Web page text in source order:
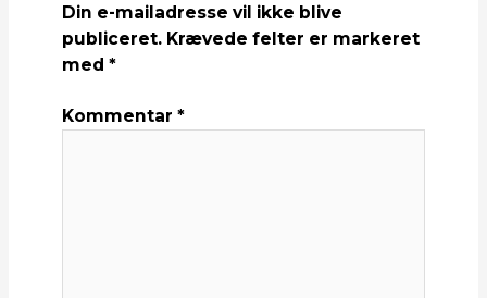
Din e-mailadresse vil ikke blive
publiceret. Krævede felter er markeret
med*
Kommentar*